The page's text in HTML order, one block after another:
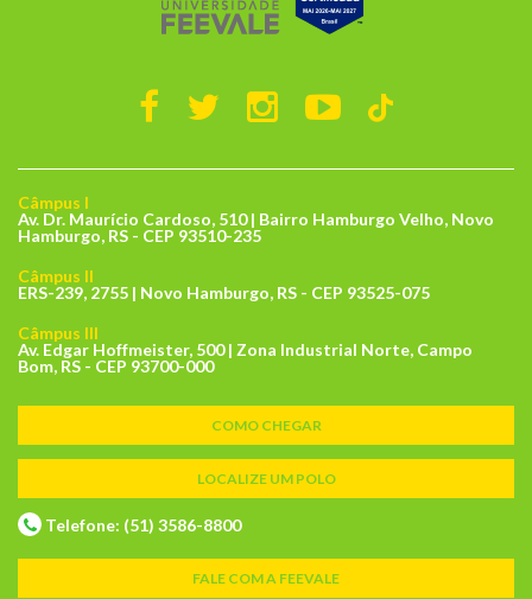
Câmpus I
Av. Dr. Maurício Cardoso, 510 | Bairro Hamburgo Velho, Novo
Hamburgo, RS - CEP 93510-235
Câmpus II
ERS-239, 2755 | Novo Hamburgo, RS - CEP 93525-075
Câmpus III
Av. Edgar Hoffmeister, 500 | Zona Industrial Norte, Campo
Bom, RS - CEP 93700-000
COMO CHEGAR
LOCALIZE UM POLO
Telefone: (51) 3586-8800
FALE COM A FEEVALE